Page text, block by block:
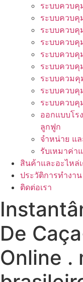
ระบบควบคุ
ระบบควบคุ
ระบบควบคุ
ระบบควบคุ
ระบบควบคุ
ระบบควบคุ
ระบบควมคุ
ระบบควบคุ
ระบบควบคุ
ออกแบบโร
ลูกฟูก
จำหน่าย แล
รับเหมาค่า
สินค้าและอะไหล่
ประวัติการทำงาน
ติดต่อเรา
De
Online .